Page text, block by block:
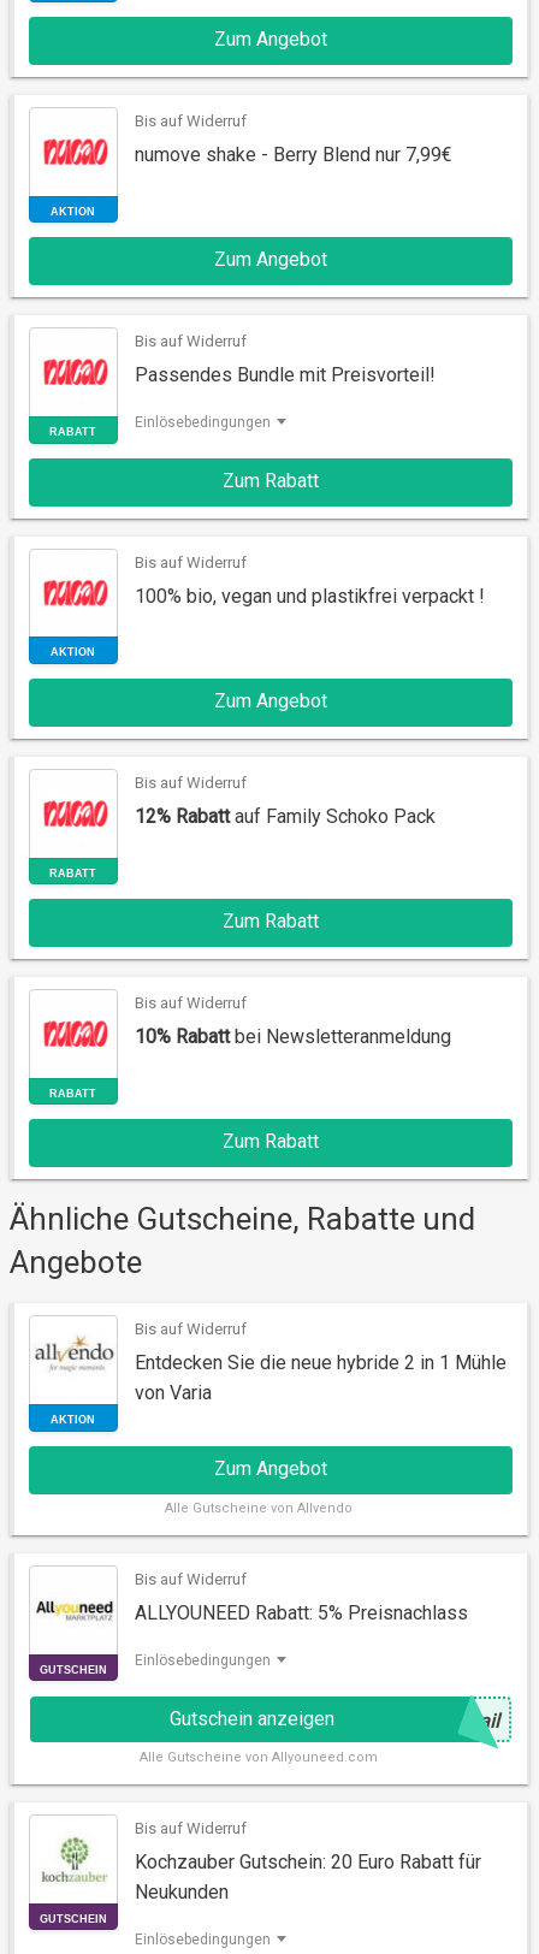
Zum Angebot
AKTION
Bis auf Widerruf
numove shake - Berry Blend nur 7,99€
Zum Angebot
Bis auf Widerruf
Passendes Bundle mit Preisvorteil!
Einlösebedingungen
Zum Rabatt
AKTION
Bis auf Widerruf
100% bio, vegan und plastikfrei verpackt !
Zum Angebot
Bis auf Widerruf
12% Rabattauf Family Schoko Pack
Zum Rabatt
RABATT
Bis auf Widerruf
10% Rabattbei Newsletteranmeldung
Zum Rabatt
Ähnliche Gutscheine, Rabatte und
Angebote
Bis auf Widerruf
Entdecken Sie die neue hybride 2 in 1 Mühle
von Varia
Zum Angebot
Alle Gutscheine von Allvendo
Bis auf Widerruf
ALLYOUNEED Rabatt: 5% Preisnachlass
Einlösebedingungen
Gutschein anzeigen @ ail
Alle Gutscheine von Allyouneed.com
Bis auf Widerruf
Kochzauber Gutschein: 20 Euro Rabatt für
Neukunden
Einlösebedingungen